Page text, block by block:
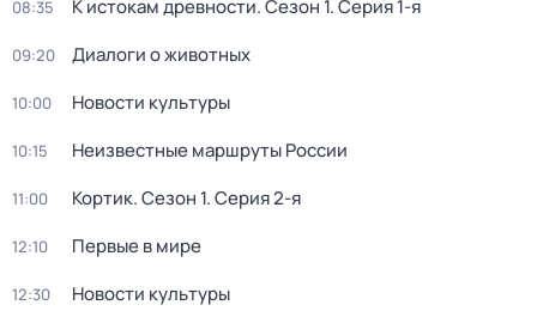
08:35 К истокам древности. Сезон 1. Серия 1-я
09:20 Диалоги о животных
10:00 Новости культуры
10:15 Неизвестные маршруты России
11:00 Кортик. Сезон 1. Серия 2-я
12:10 Первые в мире
12:30 Новости культуры